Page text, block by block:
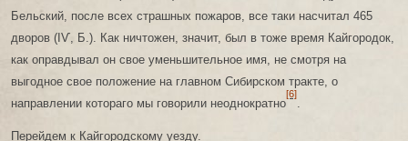
Бельский, после всех страшных пожаров, все таки насчитал 465
дворов (ІѴ, Б.). Как ничтожен, значит, был в тоже время Кайгородок,
как оправдывал он свое уменьшительное имя, не смотря на
выгодное свое положение на главном Сибирском тракте, о
направлении котораго мы говорили неоднократно
[6]
Перейдем к Кайгородскому уезду.